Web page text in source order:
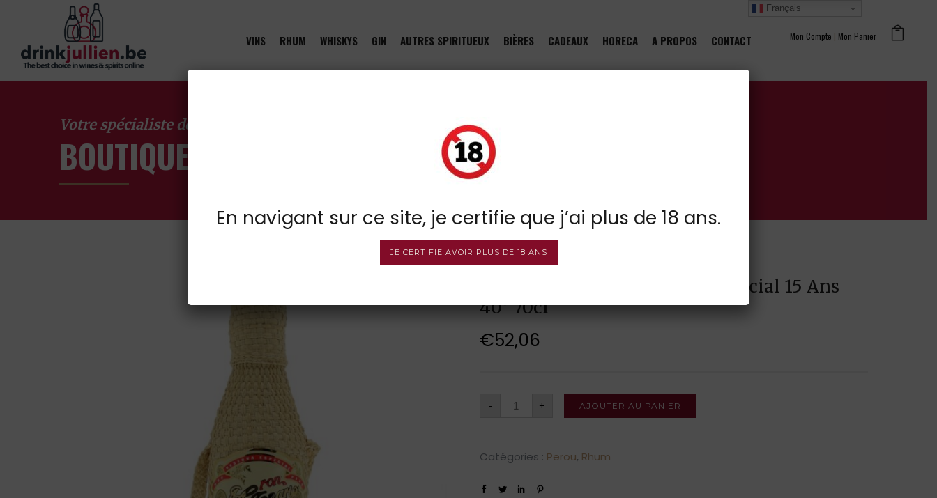
Mon Compte | Mon Panier
VINS RHUM WHISKYS GIN AUTRES SPIRITUEUX BIÈRES CADEAUX HORECA A PROPOS CONTACT
Votre spécialiste des vins à Froidchapelle
BOUTIQUE EN LIGNE
Millonario Solera Reserva Especial 15 Ans
40° 70cl
€52,06
- + AJOUTER AU PANIER
Catégories : Perou, Rhum
Français
En navigant sur ce site, je certifie que j’ai plus de 18 ans.
JE CERTIFIE AVOIR PLUS DE 18 ANS